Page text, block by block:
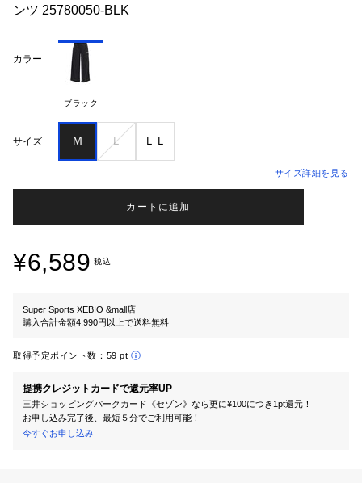
ンツ 25780050-BLK
カラー
ブラック
サイズ Ｍ Ｌ ＬＬ
サイズ詳細を見る
カートに追加
¥6,589 税込
Super Sports XEBIO &mall店
購入合計金額4,990円以上で送料無料
取得予定ポイント数： 59 pt
提携クレジットカードで還元率UP
三井ショッピングパークカード《セゾン》なら更に¥100につき1pt還元！
お申し込み完了後、最短５分でご利用可能！
今すぐお申し込み